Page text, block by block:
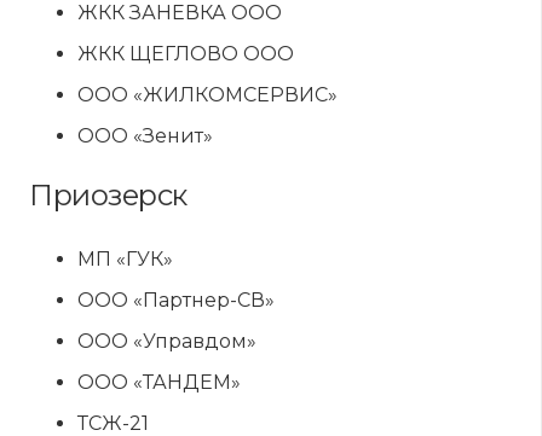
ЖКК ЗАНЕВКА ООО
ЖКК ЩЕГЛОВО ООО
ООО «ЖИЛКОМСЕРВИС»
ООО «Зенит»
Приозерск
МП «ГУК»
ООО «Партнер-СВ»
ООО «Управдом»
ООО «ТАНДЕМ»
ТСЖ-21